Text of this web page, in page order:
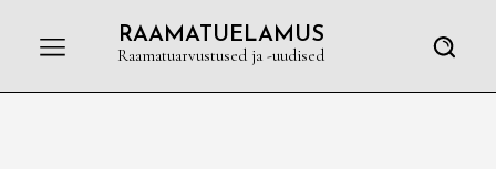
RAAMATUELAMUS
Raamatuarvustused ja -uudised